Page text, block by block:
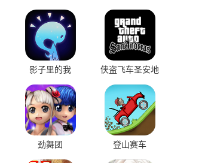
影子里的我
侠盗飞车圣安地
劲舞团 登山赛车